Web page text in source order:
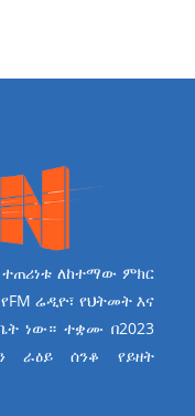
ለከተማው ምክር
ሬዲዮ፣ የህትመት እና
ነው። ተቋሙ በ2023
ራዕይ ሰንቆ የይዘት